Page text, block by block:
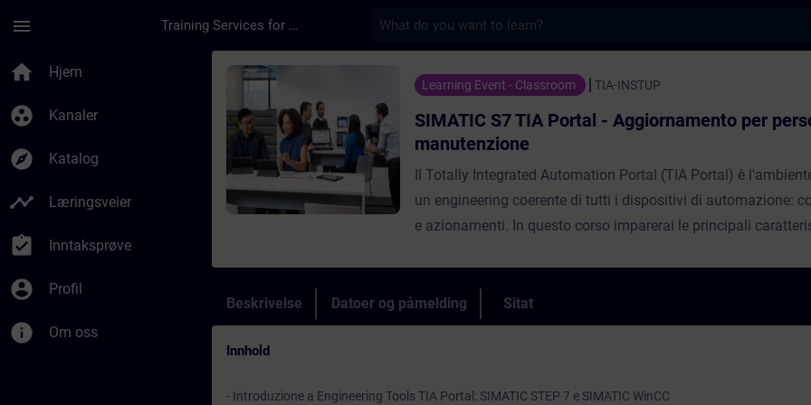
menu Training Services for Digital Industries
home Hjem
group_work Kanaler
explore Katalog
timeline Læringsveier
assignment_turned_in Inntaksprøve
account_circle Profil
info Om oss
Kurs - SIMATIC S7 TIA Portal - Aggiornamento per
Learning Event - Classroom TIA-INSTUP
SIMATIC S7 TIA Portal - Aggiornamento per
manutenzione
Il Totally Integrated Automation Portal (TIA Portal) è
un engineering coerente di tutti i dispositivi di automazione:
e azionamenti. In questo corso imparerai le principali
SIMATIC S7-1500 con la piattaforma di engineering TIA Portal
guasti e per il test/debug.
Beskrivelse Datoer og påmelding Sitat
Innhold
- Introduzione a Engineering Tools TIA Portal: SIMATIC STEP 7 e SIMATIC WinCC